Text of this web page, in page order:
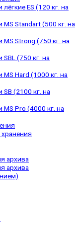
ES (120 кг. на
Standart (500 кг. на
Strong (750 кг. на
(750 кг. на
Hard (1000 кг. на
(2100 кг. на
Pro (4000 кг. на
архива
архива